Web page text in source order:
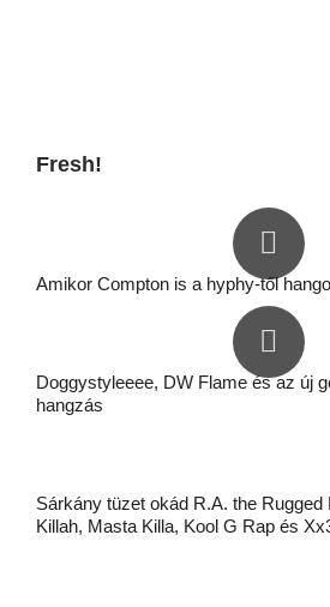
Fresh!
Amikor Compton is a hyphy-től
Doggystyleeee, DW Flame és az új
hangzás
Sárkány tüzet okád R.A. the
Killah, Masta Killa, Kool G Rap és